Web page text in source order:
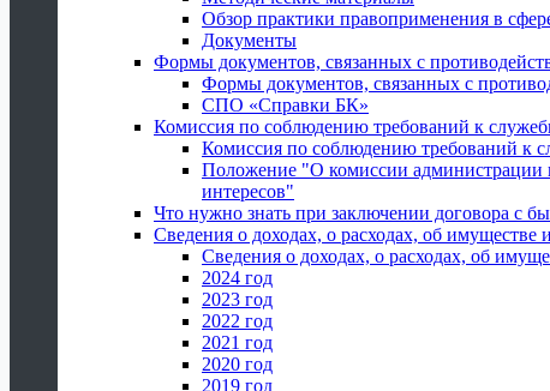
Обзор практики правоприменения в
Документы
Формы документов, связанных с
Формы документов, связанных с
СПО «Справки БК»
Комиссия по соблюдению требований к
Комиссия по соблюдению требований к
Положение "О комиссии администрации
интересов"
Что нужно знать при заключении договора с
Сведения о доходах, о расходах, об имуществе
Сведения о доходах, о расходах, об
2024 год
2023 год
2022 год
2021 год
2020 год
2019 год